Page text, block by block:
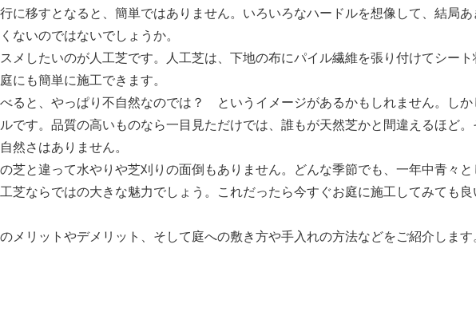
に移すとなると、簡単ではありません。いろいろなハードルを想像して、結局
ないのではないでしょうか。
メしたいのが人工芝です。人工芝は、下地の布にパイル繊維を張り付けてシー
にも簡単に施工できます。
ると、やっぱり不自然なのでは？ というイメージがあるかもしれません。しか
です。品質の高いものなら一目見ただけでは、誰もが天然芝かと間違えるほど
然さはありません。
芝と違って水やりや芝刈りの面倒もありません。どんな季節でも、一年中青々
芝ならではの大きな魅力でしょう。これだったら今すぐお庭に施工してみても
メリットやデメリット、そして庭への敷き方や手入れの方法などをご紹介します